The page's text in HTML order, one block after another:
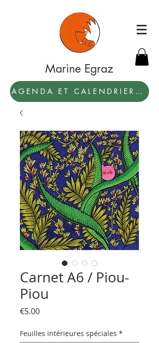
Marine Egraz
AGENDA ET CALENDRIER 2027: PAR ICI !
Carnet A6 / Piou-
Piou
€5.00Price
Feuilles intérieures spéciales *